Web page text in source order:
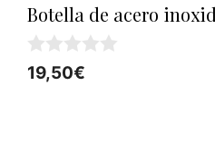
Botella de acero
0
d
19,50€